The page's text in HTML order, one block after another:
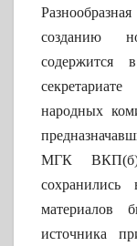
созданию
содержится
народных
МГК
материалов
источника